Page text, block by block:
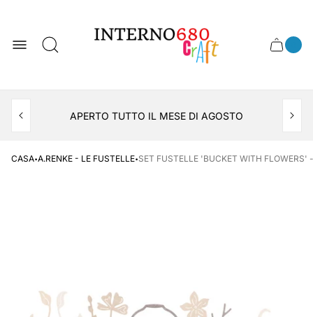
del
negozio
Cassetto
APERTO TUTTO IL MESE DI AGOSTO
CASA·A.RENKE - LE FUSTELLE·SET FUSTELLE 'BUCKET WITH